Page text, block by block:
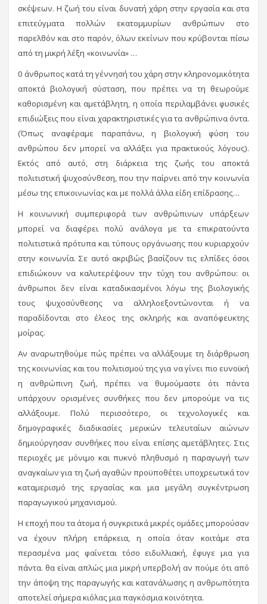
σκέψεων. Η ζωή του είναι δυνατή χάρη στην εργασία και στα
επιτεύγματα πολλών εκατομμυρίων ανθρώπων στο
παρελθόν και στο παρόν, όλων εκείνων που κρύβονται πίσω
από τη μικρή λέξη «κοινωνία» …
0 άνθρωπος κατά τη γέννησή του χάρη στην κληρονομικότητα
αποκτά βιολογική σύσταση, που πρέπει να τη θεωρούμε
καθορισμένη και αμετάβλητη, η οποία περιλαμβάνει φυσικές
επιδιώξεις που είναι χαρακτηριστικές για τα ανθρώπινα όντα.
(Όπως αναφέραμε παραπάνω, η βιολογική φύση του
ανθρώπου δεν μπορεί να αλλάξει για πρακτικούς λόγους).
Εκτός από αυτό, στη διάρκεια της ζωής του αποκτά
πολιτιστική ψυχοσύνθεση, που την παίρνει από την κοινωνία
μέσω της επικοινωνίας και με πολλά άλλα είδη επίδρασης…
Η κοινωνική συμπεριφορά των ανθρώπινων υπάρξεων
μπορεί να διαφέρει πολύ ανάλογα με τα επικρατούντα
πολιτιστικά πρότυπα και τύπους οργάνωσης που κυριαρχούν
στην κοινωνία. Σε αυτό ακριβώς βασίζουν τις ελπίδες όσοι
επιδιώκουν να καλυτερέψουν την τύχη του ανθρώπου: οι
άνθρωποι δεν είναι καταδικασμένοι λόγω της βιολογικής
τους ψυχοσύνθεσης να αλληλοεξοντώνονται ή να
παραδίδονται στο έλεος της σκληρής και αναπόφευκτης
μοίρας.
Αν αναρωτηθούμε πώς πρέπει να αλλάξουμε τη διάρθρωση
της κοινωνίας και του πολιτισμού της για να γίνει πιο ευνοϊκή
η ανθρώπινη ζωή, πρέπει να θυμούμαστε ότι πάντα
υπάρχουν ορισμένες συνθήκες που δεν μπορούμε να τις
αλλάξουμε. Πολύ περισσότερο, οι τεχνολογικές και
δημογραφικές διαδικασίες μερικών τελευταίων αιώνων
δημιούργησαν συνθήκες που είναι επίσης αμετάβλητες. Στις
περιοχές με μόνιμο και πυκνό πληθυσμό η παραγωγή των
αναγκαίων για τη ζωή αγαθών προϋποθέτει υποχρεωτικά τον
καταμερισμό της εργασίας και μια μεγάλη συγκέντρωση
παραγωγικού μηχανισμού.
Η εποχή που τα άτομα ή συγκριτικά μικρές ομάδες μπορούσαν
να έχουν πλήρη επάρκεια, η οποία όταν κοιτάμε στα
περασμένα μας φαίνεται τόσο ειδυλλιακή, έφυγε μια για
πάντα. θα είναι απλώς μια μικρή υπερβολή αν πούμε ότι από
την άποψη της παραγωγής και κατανάλωσης η ανθρωπότητα
αποτελεί σήμερα κιόλας μια παγκόσμια κοινότητα.